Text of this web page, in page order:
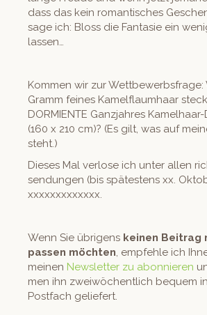
dass das kein roman­tis­ches
sage ich: Bloss die Fan­tasie ein
lassen…
Kom­men wir zur Wet­tbe­werb­s­frage:
Gramm feines Kamelflaumhaar
DORMIENTE Ganz­jahres
(160 x 210 cm)? (Es gilt, was auf
steht.)
Dieses Mal ver­lose ich unter allen
sendun­gen (bis spätestens xx.
xxxxxxxxxxxxx.
Wenn Sie übri­gens keinen Beitrag
passen möcht­en, empfehle ich
meinen Newslet­ter zu abon­nieren
men ihn zwei­wöchentlich bequem
Post­fach geliefert.